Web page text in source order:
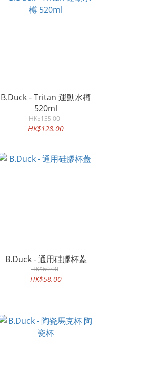
B.Duck - Tritan 運動水樽
520ml
HK$135.00
HK$128.00
B.Duck - 通用硅膠杯蓋
HK$60.00
HK$58.00